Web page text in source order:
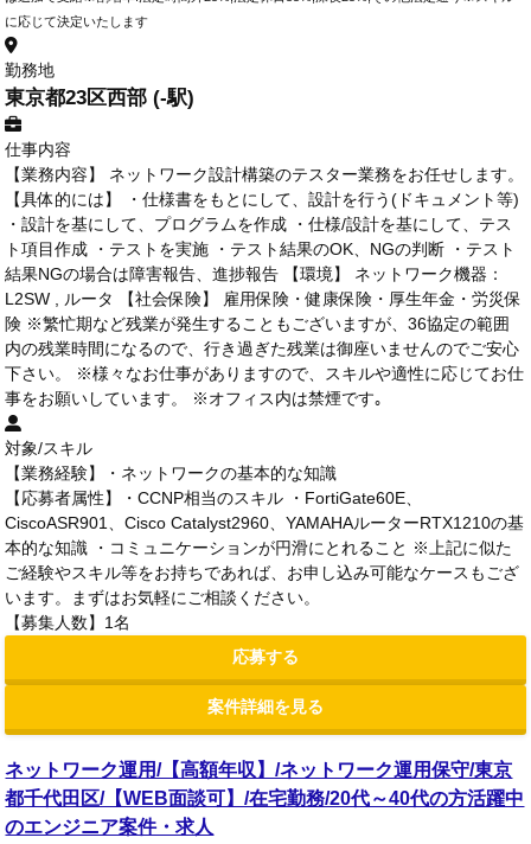
に応じて決定いたします
勤務地
東京都23区西部 (-駅)
仕事内容
【業務内容】 ネットワーク設計構築のテスター業務をお任せします。
【具体的には】 ・仕様書をもとにして、設計を行う(ドキュメント等)
・設計を基にして、プログラムを作成 ・仕様/設計を基にして、テス
ト項目作成 ・テストを実施 ・テスト結果のOK、NGの判断 ・テスト
結果NGの場合は障害報告、進捗報告 【環境】 ネットワーク機器：
L2SW , ルータ 【社会保険】 雇用保険・健康保険・厚生年金・労災保
険 ※繁忙期など残業が発生することもございますが、36協定の範囲
内の残業時間になるので、行き過ぎた残業は御座いませんのでご安心
下さい。 ※様々なお仕事がありますので、スキルや適性に応じてお仕
事をお願いしています。 ※オフィス内は禁煙です｡
対象/スキル
【業務経験】・ネットワークの基本的な知識
【応募者属性】・CCNP相当のスキル ・FortiGate60E、
CiscoASR901、Cisco Catalyst2960、YAMAHAルーターRTX1210の基
本的な知識 ・コミュニケーションが円滑にとれること ※上記に似た
ご経験やスキル等をお持ちであれば、お申し込み可能なケースもござ
います。まずはお気軽にご相談ください。
【募集人数】1名
応募する
案件詳細を見る
ネットワーク運用/【高額年収】/ネットワーク運用保守/東京
都千代田区/【WEB面談可】/在宅勤務/20代～40代の方活躍中
のエンジニア案件・求人